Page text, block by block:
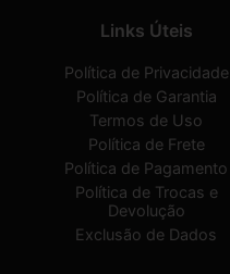
Links Úteis
Política de Privacidade
Política de Garantia
Termos de Uso
Política de Frete
Política de Pagamento
Política de Trocas e
Devolução
Exclusão de Dados